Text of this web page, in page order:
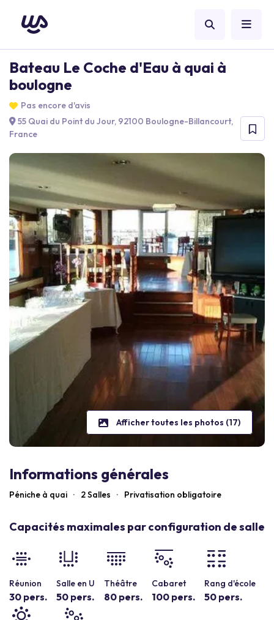
Bateau Le Coche d'Eau à quai à
boulogne
Pas encore d'avis
55 Quai du Point du Jour, 92100 Boulogne-Billancourt,
France
Afficher toutes les photos (17)
Informations générales
Péniche à quai · 2 Salles · Privatisation obligatoire
Capacités maximales par configuration de salle
Réunion
30 pers.
Salle en U
50 pers.
Théâtre
80 pers.
Cabaret
100 pers.
Rang d'école
50 pers.